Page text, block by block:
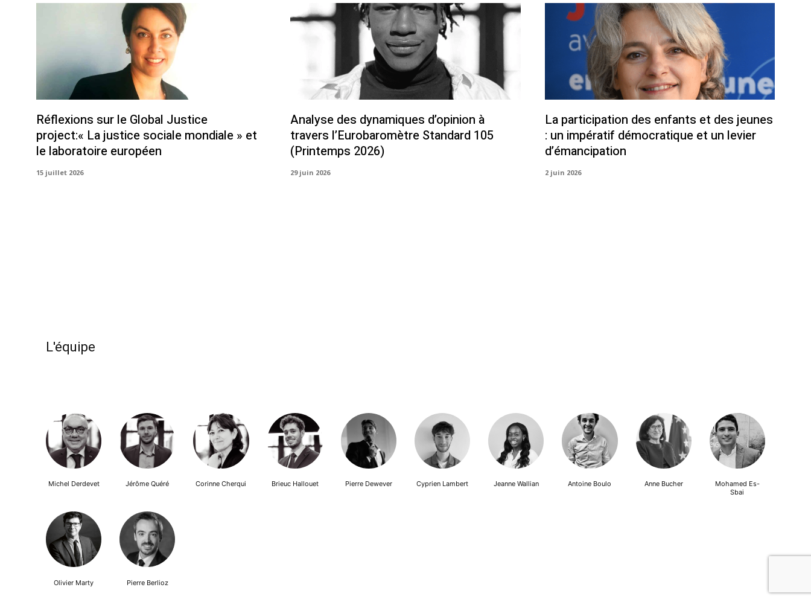
Réflexions sur le Global Justice
project:« La justice sociale mondiale » et
le laboratoire européen
15 juillet 2026
Analyse des dynamiques d’opinion à
travers l’Eurobaromètre Standard 105
(Printemps 2026)
29 juin 2026
La participation des enfants et des jeunes
: un impératif démocratique et un levier
d’émancipation
2 juin 2026
L'équipe
Michel Derdevet Jérôme Quéré Corinne Cherqui Brieuc Hallouet Pierre Dewever Cyprien Lambert Jeanne Wallian Antoine Boulo Anne Bucher
Mohamed Es-
Sbai
Olivier Marty Pierre Berlioz